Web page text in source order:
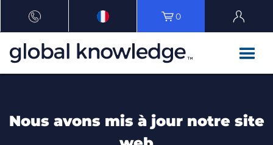
0
Nous avons mis à jour notre site